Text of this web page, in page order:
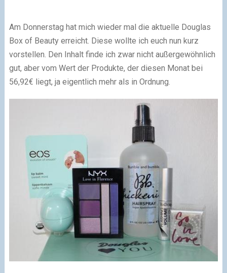
Am Donnerstag hat mich wieder mal die aktuelle Douglas
Box of Beauty erreicht. Diese wollte ich euch nun kurz
vorstellen. Den Inhalt finde ich zwar nicht außergewöhnlich
gut, aber vom Wert der Produkte, der diesen Monat bei
56,92€ liegt, ja eigentlich mehr als in Ordnung.